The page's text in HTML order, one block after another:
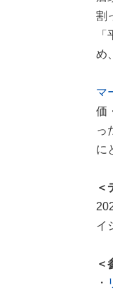
割
め
マ
価
っ
に
＜
イ
＜
・